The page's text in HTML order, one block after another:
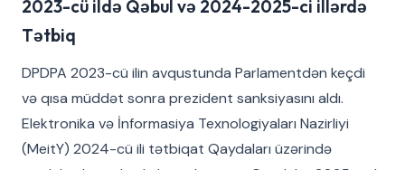
2023-cü ildə Qəbul və 2024-2025-ci illərdə
Tətbiq
DPDPA 2023-cü ilin avqustunda Parlamentdən keçdi
və qısa müddət sonra prezident sanksiyasını aldı.
Elektronika və İnformasiya Texnologiyaları Nazirliyi
(MeitY) 2024-cü ili tətbiqat Qaydaları üzərində